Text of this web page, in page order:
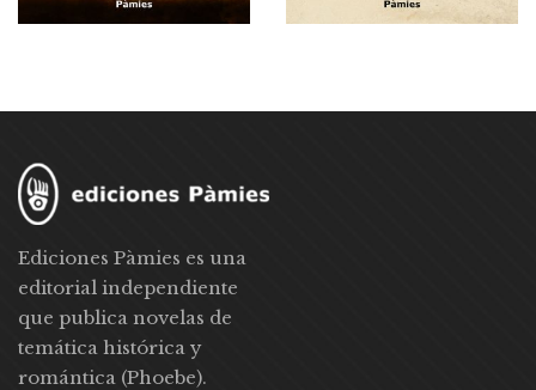
Ediciones Pàmies es una
editorial independiente
que publica novelas de
temática histórica y
romántica (Phoebe).